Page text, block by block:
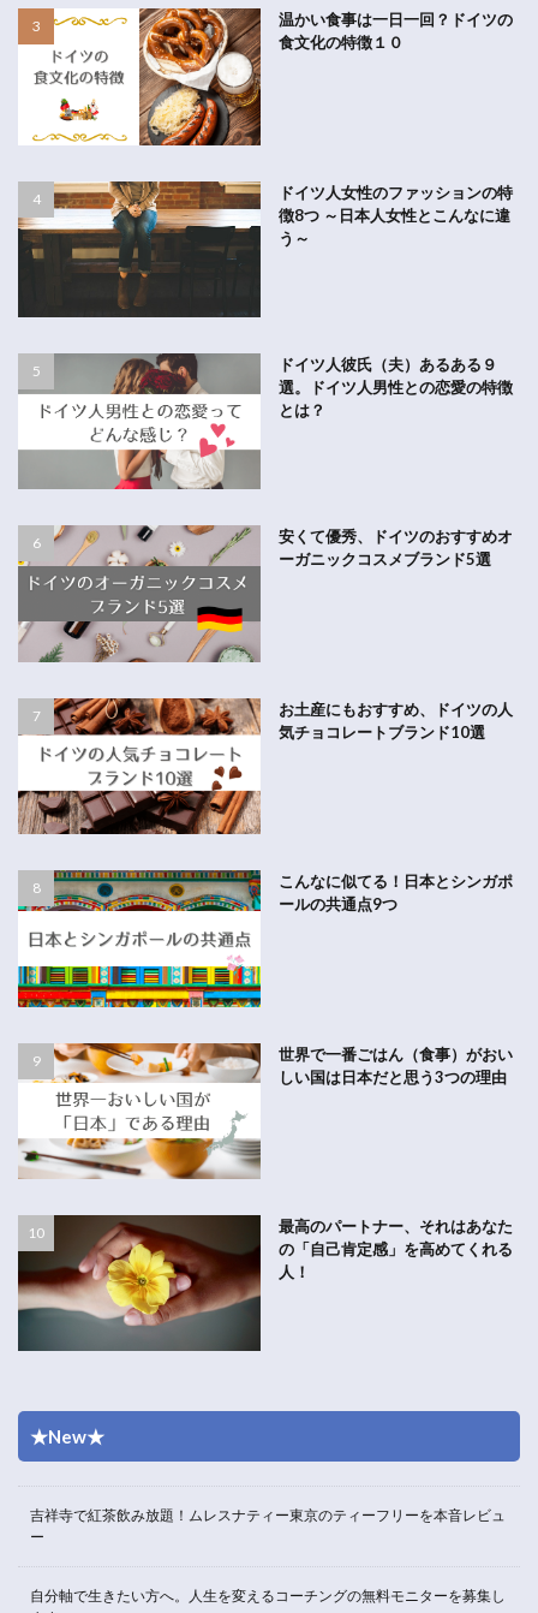
温かい食事は一日一回？ドイツの
食文化の特徴１０
ドイツ人女性のファッションの特
徴8つ ～日本人女性とこんなに違
う～
ドイツ人彼氏（夫）あるある９
選。ドイツ人男性との恋愛の特徴
とは？
安くて優秀、ドイツのおすすめオ
ーガニックコスメブランド5選
お土産にもおすすめ、ドイツの人
気チョコレートブランド10選
こんなに似てる！日本とシンガポ
ールの共通点9つ
世界で一番ごはん（食事）がおい
しい国は日本だと思う3つの理由
最高のパートナー、それはあなた
の「自己肯定感」を高めてくれる
人！
★New★
吉祥寺で紅茶飲み放題！ムレスナティー東京のティーフリーを本音レビュ
ー
自分軸で生きたい方へ。人生を変えるコーチングの無料モニターを募集し